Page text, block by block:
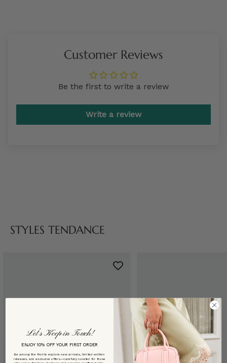
Customer Reviews
Be the first to write a review
Write a review
STYLES TENDANCE
Let’s Keep in Touch!
ENJOY 10% OFF YOUR FIRST ORDER
Be among the first to explore new arrivals, limited-edition
releases, and exclusive offers—carefully curated for those